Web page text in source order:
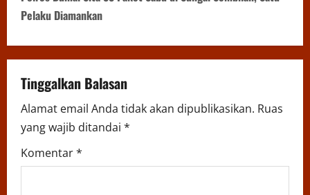
n
a
v
i
g
a
Pelaku Diamankan
Tinggalkan Balasan
Alamat email Anda tidak akan dipublikasikan. Ruas
yang wajib ditandai *
Komentar*